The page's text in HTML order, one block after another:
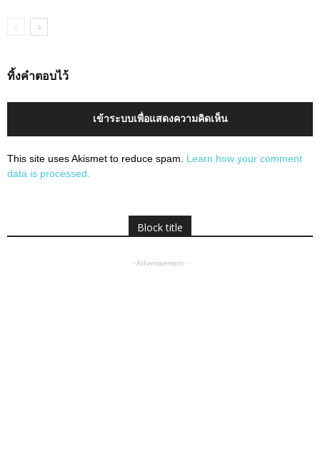
ทิ้งคำตอบไว้
เข้าระบบเพื่อแสดงความคิดเห็น
This site uses Akismet to reduce spam. Learn how your comment
data is processed.
Block title
- Advertisement -